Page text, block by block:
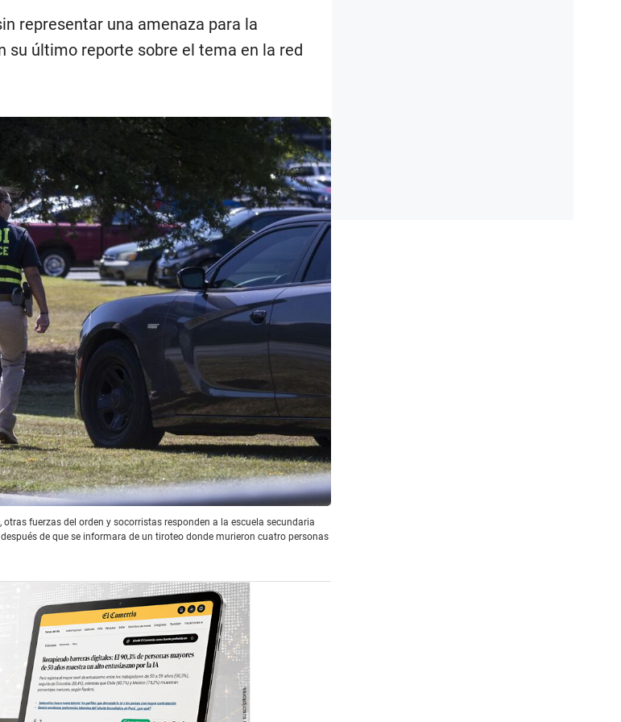
representar una amenaza para la
su último reporte sobre el tema en la red
fuerzas del orden y socorristas responden a la escuela secundaria
de que se informara de un tiroteo donde murieron cuatro personas